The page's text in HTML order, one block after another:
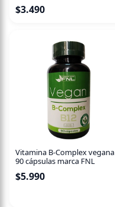
$3.490
Vitamina B-Complex vegana
90 cápsulas marca FNL
$5.990